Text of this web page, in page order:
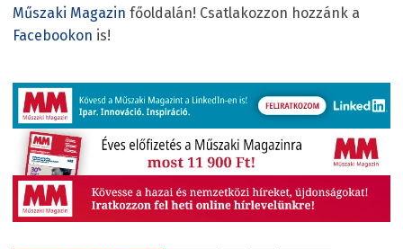
Műszaki Magazin főoldalán! Csatlakozzon hozzánk a
Facebookon is!